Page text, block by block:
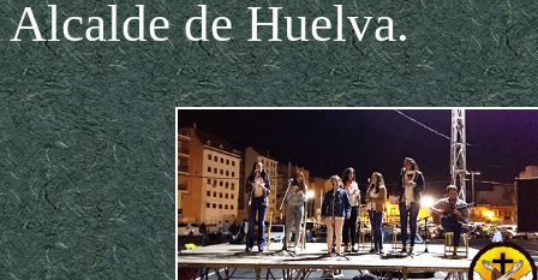
Alcalde de Huelva.